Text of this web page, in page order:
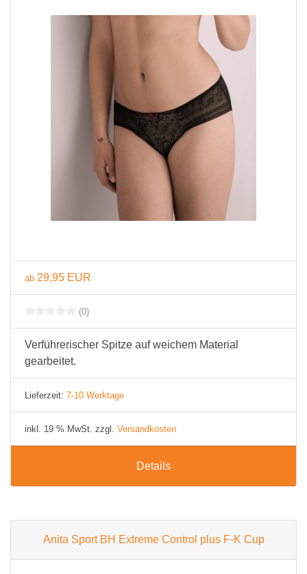
ab 29,95 EUR
(0)
Verführerischer Spitze auf weichem Material
gearbeitet.
Lieferzeit: 7-10 Werktage
inkl. 19 % MwSt. zzgl. Versandkosten
Details
Anita Sport BH Extreme Control plus F-K Cup